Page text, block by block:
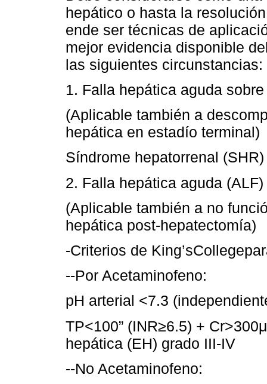
hepático o hasta la
ende ser técnicas de
mejor evidencia disponible
las siguientes circunstancias:
1. Falla hepática aguda
(Aplicable también a
hepática en estadío terminal)
Síndrome hepatorrenal
2. Falla hepática aguda (ALF)
(Aplicable también a no
hepática post-hepatectomía)
-Criterios de
--Por Acetaminofeno:
pH arterial <7.3
TP<100” (INR≥6.5) +
hepática (EH) grado III-IV
--No Acetaminofeno: